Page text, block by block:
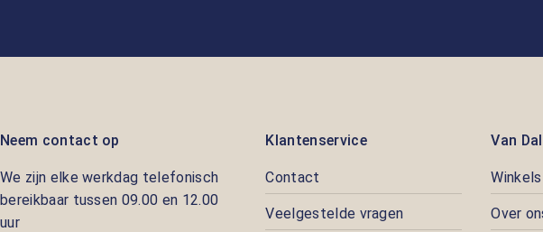
Neem contact op
We zijn elke werkdag telefonisch
bereikbaar tussen 09.00 en 12.00
uur
Klantenservice
Contact
Veelgestelde vragen
Van Dal
Winkels
Over